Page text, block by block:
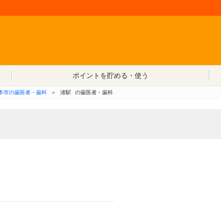
ポイントを貯める・使う
市の歯医者・歯科 ＞ 渚駅 の歯医者・歯科